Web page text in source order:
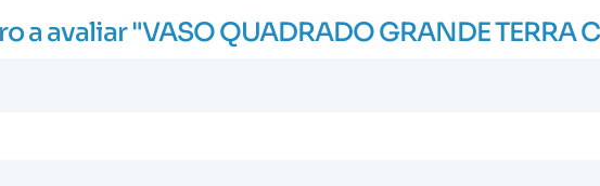
a avaliar "VASO QUADRADO GRANDE TERRA